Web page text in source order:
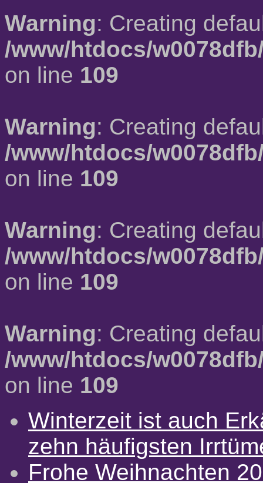
Warning: Creating
/www/htdocs/
on line 109
Warning: Creating
/www/htdocs/
on line 109
Warning: Creating
/www/htdocs/
on line 109
Warning: Creating
/www/htdocs/
on line 109
Winterzeit ist auch
zehn häufigsten
Frohe Weihnachten